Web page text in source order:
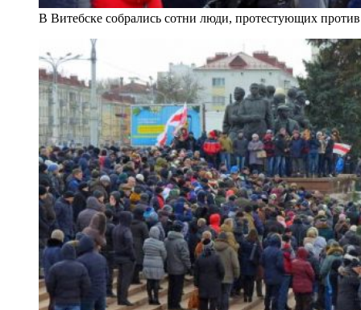
В Витебске собрались сотни люди, протестующих